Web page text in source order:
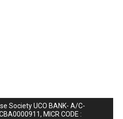
Society UCO BANK- A/C-
MICR CODE :